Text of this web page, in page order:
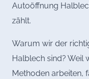
Autoöffnung
zählt.
Warum wir der
Halblech sind? Weil
Methoden arbeiten,